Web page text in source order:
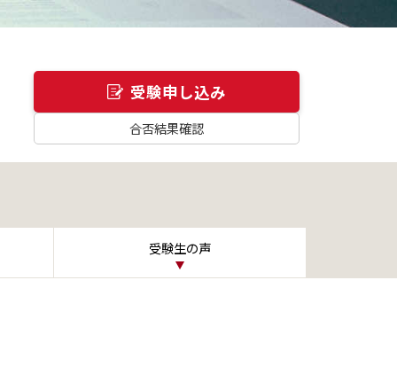
受験申し込み
合否結果確認
受験生の声